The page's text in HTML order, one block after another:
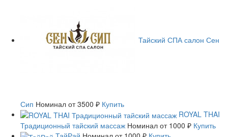
Тайский СПА салон Сен
Сип Номинал от 3500 ₽ Купить
ROYAL THAI
Традиционный тайский массаж Номинал от 1000 ₽ Купить